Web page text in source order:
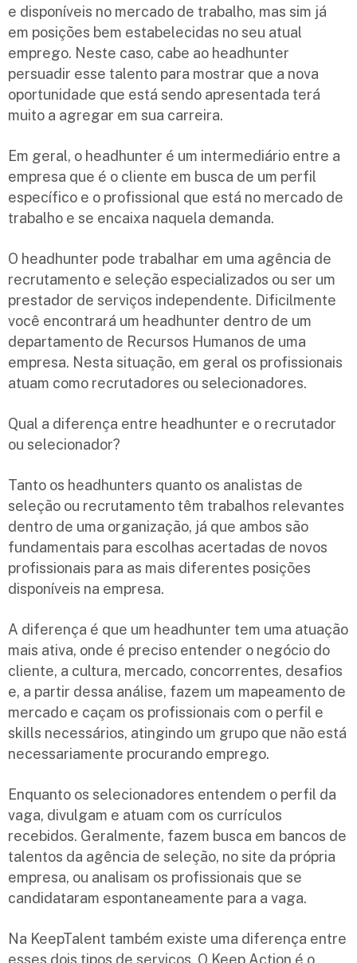
e disponíveis no mercado de trabalho, mas sim já
em posições bem estabelecidas no seu atual
emprego. Neste caso, cabe ao headhunter
persuadir esse talento para mostrar que a nova
oportunidade que está sendo apresentada terá
muito a agregar em sua carreira.
Em geral, o headhunter é um intermediário entre a
empresa que é o cliente em busca de um perfil
específico e o profissional que está no mercado de
trabalho e se encaixa naquela demanda.
O headhunter pode trabalhar em uma agência de
recrutamento e seleção especializados ou ser um
prestador de serviços independente. Dificilmente
você encontrará um headhunter dentro de um
departamento de Recursos Humanos de uma
empresa. Nesta situação, em geral os profissionais
atuam como recrutadores ou selecionadores.
Qual a diferença entre headhunter e o recrutador
ou selecionador?
Tanto os headhunters quanto os analistas de
seleção ou recrutamento têm trabalhos relevantes
dentro de uma organização, já que ambos são
fundamentais para escolhas acertadas de novos
profissionais para as mais diferentes posições
disponíveis na empresa.
A diferença é que um headhunter tem uma atuação
mais ativa, onde é preciso entender o negócio do
cliente, a cultura, mercado, concorrentes, desafios
e, a partir dessa análise, fazem um mapeamento de
mercado e caçam os profissionais com o perfil e
skills necessários, atingindo um grupo que não está
necessariamente procurando emprego.
Enquanto os selecionadores entendem o perfil da
vaga, divulgam e atuam com os currículos
recebidos. Geralmente, fazem busca em bancos de
talentos da agência de seleção, no site da própria
empresa, ou analisam os profissionais que se
candidataram espontaneamente para a vaga.
Na KeepTalent também existe uma diferença entre
esses dois tipos de serviços. O Keep Action é o